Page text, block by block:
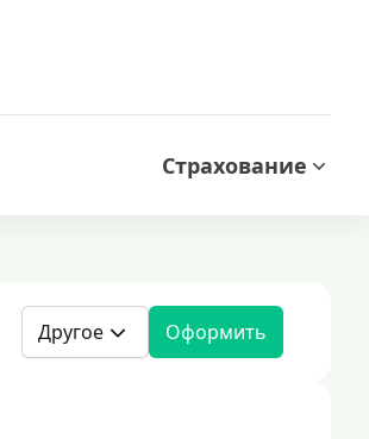
Страхование
Другое Оформить